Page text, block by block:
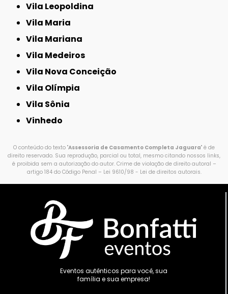
Vila Leopoldina
Vila Maria
Vila Mariana
Vila Medeiros
Vila Nova Conceição
Vila Olímpia
Vila Sônia
Vinhedo
O conteúdo do texto "Assessoria de Casamento Completa Jaguara" é de
direito reservado. Sua reprodução, parcial ou total, mesmo citando nossos links,
é proibida sem a autorização do autor. Crime de violação de direito autoral –
artigo 184 do Código Penal – Lei 9610/98 - Lei de direitos autorais.
Eventos autênticos para você, sua
família e sua empresa!